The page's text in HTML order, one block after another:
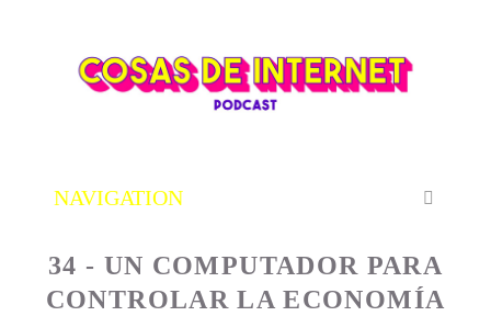
34 - UN COMPUTADOR PARA
CONTROLAR LA ECONOMÍA